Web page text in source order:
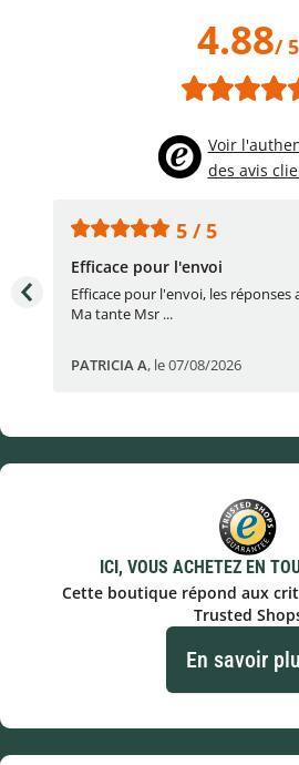
4.88/ 5
Voir
des avis
5 / 5
Efficace pour l'envoi
Efficace pour l'envoi, les réponses
Ma tante Msr ...
PATRICIA A, le 07/08/2026
ICI, VOUS ACHETEZ EN
Cette boutique répond aux
Trusted
En savoir